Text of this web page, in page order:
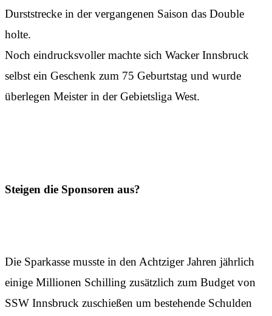
Durststrecke in der vergangenen Saison das Double
holte.
Noch eindrucksvoller machte sich Wacker Innsbruck
selbst ein Geschenk zum 75 Geburtstag und wurde
überlegen Meister in der Gebietsliga West.
Steigen die Sponsoren aus?
Die Sparkasse musste in den Achtziger Jahren jährlich
einige Millionen Schilling zusätzlich zum Budget von
SSW Innsbruck zuschießen um bestehende Schulden